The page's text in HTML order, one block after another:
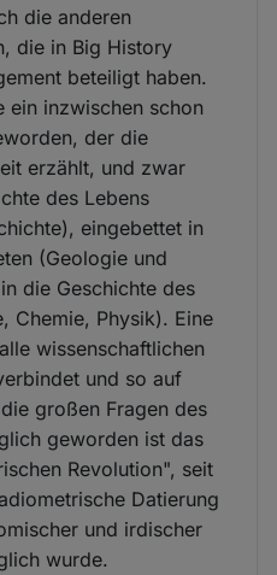
die anderen
die in Big History
beteiligt haben.
ein inzwischen schon
der die
erzählt, und zwar
des Lebens
eingebettet in
(Geologie und
die Geschichte des
Chemie, Physik). Eine
wissenschaftlichen
und so auf
großen Fragen des
geworden ist das
Revolution", seit
Datierung
und irdischer
wurde.